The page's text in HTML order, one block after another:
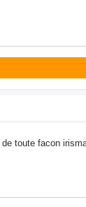
toute facon